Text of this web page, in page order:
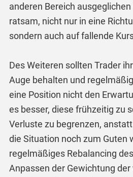
anderen Bereich
ratsam, nicht nur in eine
sondern auch auf fallende
Des Weiteren sollten Trader
Auge behalten und
eine Position nicht den
es besser, diese frühzeitig zu
Verluste zu begrenzen,
die Situation noch zum Guten
regelmäßiges Rebalancing
Anpassen der Gewichtung